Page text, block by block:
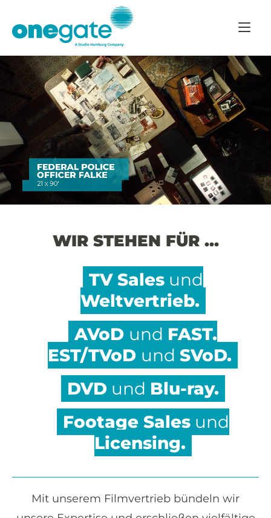
content
WIR STEHEN FÜR …
TV Salesund
Weltvertrieb.
AVoD und FAST.
EST/TVoD und SVoD.
DVDund Blu-ray.
Footage Salesund
Licensing.
Mit unserem Filmvertrieb bündeln wir